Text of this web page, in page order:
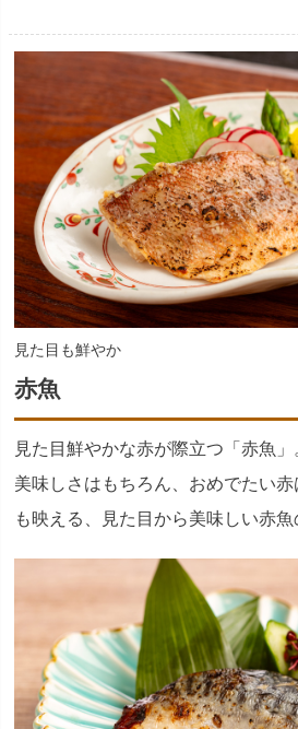
見た目も鮮やか
赤魚
見た目鮮やかな赤が際立つ「赤魚」
美味しさはもちろん、おめでたい
も映える、見た目から美味しい赤魚